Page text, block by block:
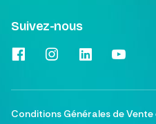
Suivez-nous
Conditions Générales de